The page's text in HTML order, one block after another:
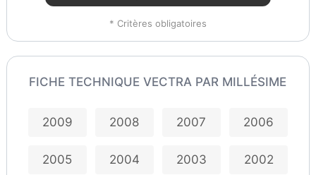
* Critères obligatoires
FICHE TECHNIQUE VECTRA PAR MILLÉSIME
2009 2008 2007 2006
2005 2004 2003 2002